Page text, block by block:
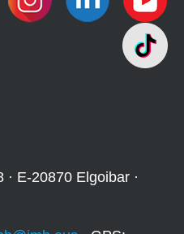
E-20870 Elgoibar ·